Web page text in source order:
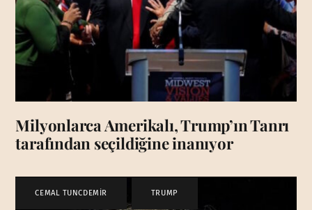
Milyonlarca Amerikalı, Trump’ın Tanrı
tarafından seçildiğine inanıyor
CEMAL TUNCDEMİR TRUMP